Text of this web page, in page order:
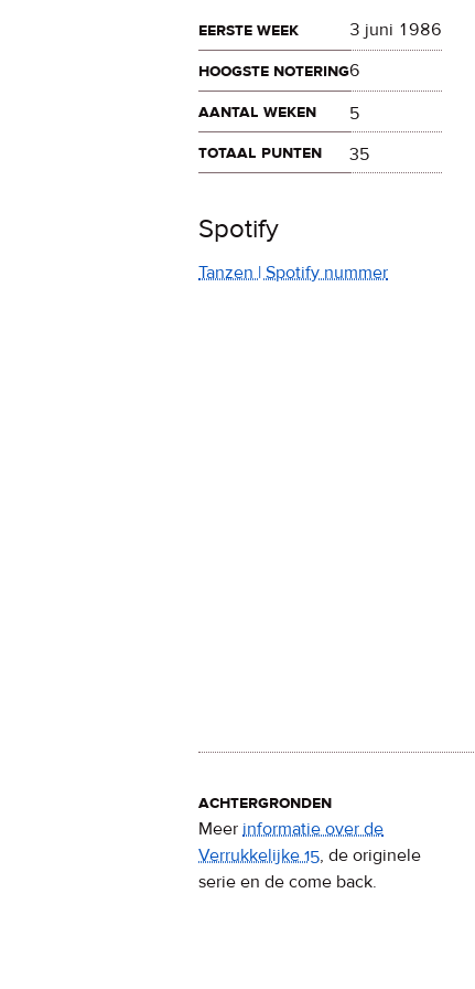
eerste week
3 juni 1986
hoogste notering6
aantal weken
5
totaal punten
35
Spotify
Tanzen | Spotify nummer
achtergronden
Meer informatie over de
Verrukkelijke 15, de originele
serie en de come back.